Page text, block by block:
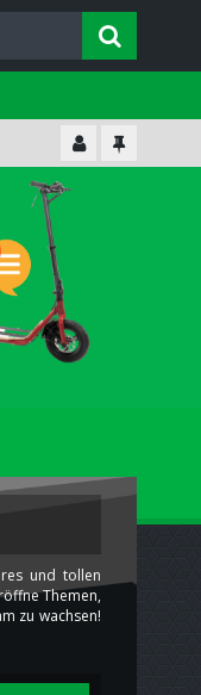
und tollen
Themen,
zu wachsen!